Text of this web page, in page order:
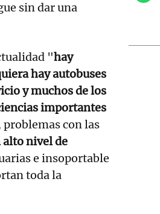
sin dar una
"hay
hay autobuses
y muchos de los
importantes
problemas con las
alto nivel de
e insoportable
toda la